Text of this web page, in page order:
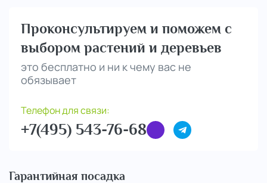
Проконсультируем и поможем с
выбором растений и деревьев
это бесплатно и ни к чему вас не
обязывает
Телефон для связи:
+7(495) 543-76-68
Гарантийная посадка